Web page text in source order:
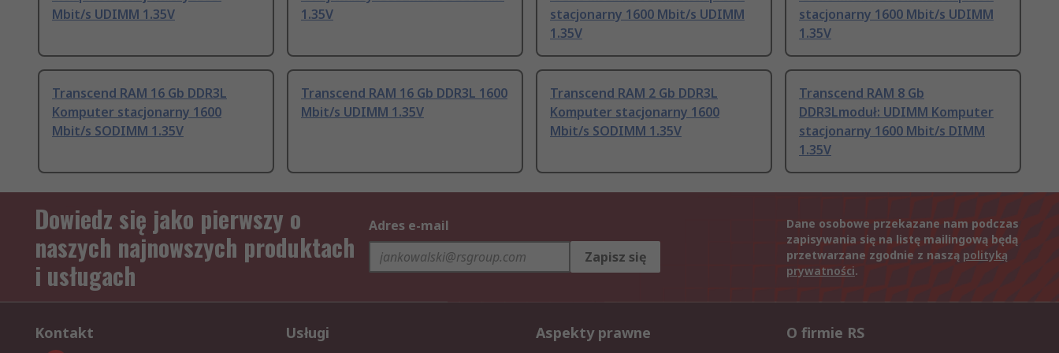
Mbit/s UDIMM 1.35V
1.35V
stacjonarny 1600 Mbit/s UDIMM
1.35V
stacjonarny 1600 Mbit/s UDIMM
1.35V
Transcend RAM 16 Gb DDR3L
Komputer stacjonarny 1600
Mbit/s SODIMM 1.35V
Transcend RAM 16 Gb DDR3L 1600
Mbit/s UDIMM 1.35V
Transcend RAM 2 Gb DDR3L
Komputer stacjonarny 1600
Mbit/s SODIMM 1.35V
Transcend RAM 8 Gb
DDR3Lmoduł: UDIMM Komputer
stacjonarny 1600 Mbit/s DIMM
1.35V
Dowiedz się jako pierwszy o
naszych najnowszych produktach
i usługach
Adres e-mail
Zapisz się
Dane osobowe przekazane nam podczas
zapisywania się na listę mailingową będą
przetwarzane zgodnie z naszą polityką
prywatności.
Kontakt Usługi Aspekty prawne O firmie RS